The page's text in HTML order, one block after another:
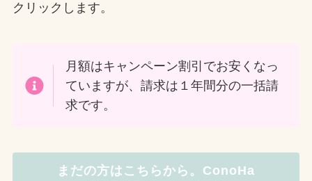
クリックします。
月額はキャンペーン割引でお安くなっ
ていますが、請求は１年間分の一括請
求です。
まだの方はこちらから。ConoHa